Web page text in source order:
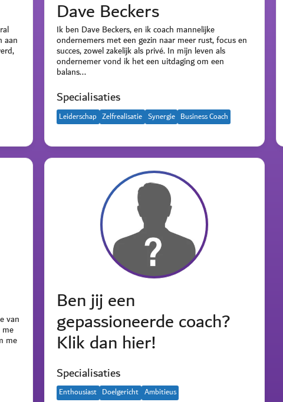
aan
Dave Beckers
Ik ben Dave Beckers, en ik coach mannelijke
ondernemers met een gezin naar meer rust, focus en
succes, zowel zakelijk als privé. In mijn leven als
ondernemer vond ik het een uitdaging om een
balans...
Specialisaties
Leiderschap Zelfrealisatie Synergie Business Coach
van
me
Ben jij een
gepassioneerde coach?
Klik dan hier!
Specialisaties
Enthousiast Doelgericht Ambitieus